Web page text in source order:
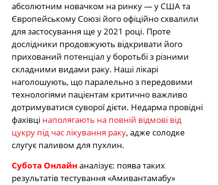
абсолютним новачком на ринку — у США та
Європейському Союзі його офіційно схвалили
для застосування ще у 2021 році. Проте
дослідники продовжують відкривати його
прихований потенціал у боротьбі з різними
складними видами раку. Наші лікарі
наголошують, що паралельно з передовими
технологіями пацієнтам критично важливо
дотримуватися суворої дієти. Недарма провідні
фахівці наполягають на повній відмові від
цукру під час лікування раку, адже солодке
слугує паливом для пухлин.
Субота Онлайн аналізує: поява таких
результатів тестування «Амивантамабу»